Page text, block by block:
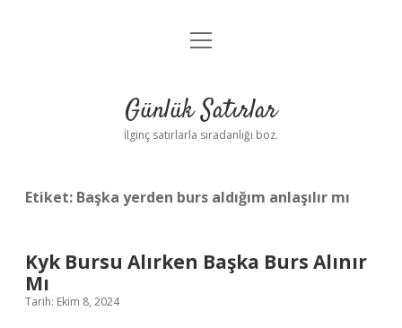
Anasayfa
Yasal Uyarı
menüyü
Günlük Satırlar
İlginç satırlarla sıradanlığı boz.
Etiket: Başka yerden burs aldığım anlaşılır mı
Kyk Bursu Alırken Başka Burs Alınır
Mı
Tarih: Ekim 8, 2024